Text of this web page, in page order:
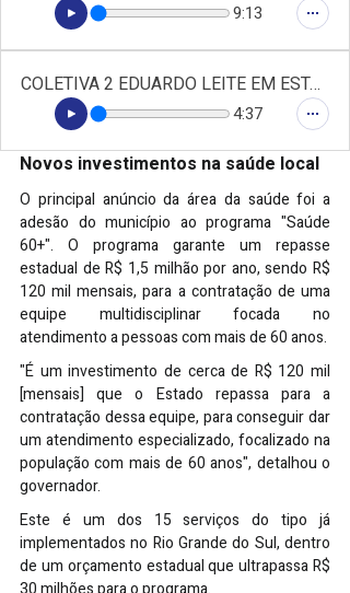
9:13
COLETIVA 2 EDUARDO LEITE EM ESTAÇÃO - GRUPO SIDERAL DE RÁDIOS
4:37
Novos investimentos na saúde local
O principal anúncio da área da saúde foi a
adesão do município ao programa "Saúde
60+". O programa garante um repasse
estadual de R$ 1,5 milhão por ano, sendo R$
120 mil mensais, para a contratação de uma
equipe multidisciplinar focada no
atendimento a pessoas com mais de 60 anos.
"É um investimento de cerca de R$ 120 mil
[mensais] que o Estado repassa para a
contratação dessa equipe, para conseguir dar
um atendimento especializado, focalizado na
população com mais de 60 anos", detalhou o
governador.
Este é um dos 15 serviços do tipo já
implementados no Rio Grande do Sul, dentro
de um orçamento estadual que ultrapassa R$